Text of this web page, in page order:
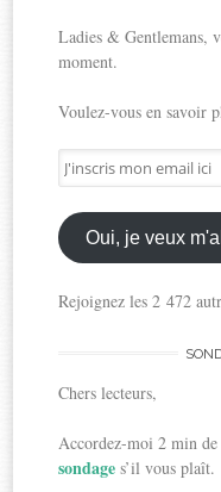
Ladies & Gentlemans,
moment.
Voulez-vous en savoir
J'inscris
mon
email
ici
Oui, je veux
Rejoignez les 2 472
Chers lecteurs,
Accordez-moi 2 min
sondages’il vous plaît.